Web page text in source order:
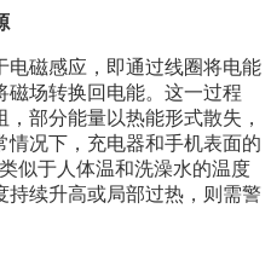
电磁感应，即通过线圈将电能
磁场转换回电能。这一过程
部分能量以热能形式散失，
情况下，充电器和手机表面的
似于人体温和洗澡水的温度
持续升高或局部过热，则需警